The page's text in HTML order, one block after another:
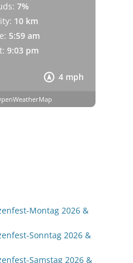
4 mph
7%
10 km
5:59 am
9:03 pm
Montag 2026 &
Sonntag 2026 &
Samstag 2026 &